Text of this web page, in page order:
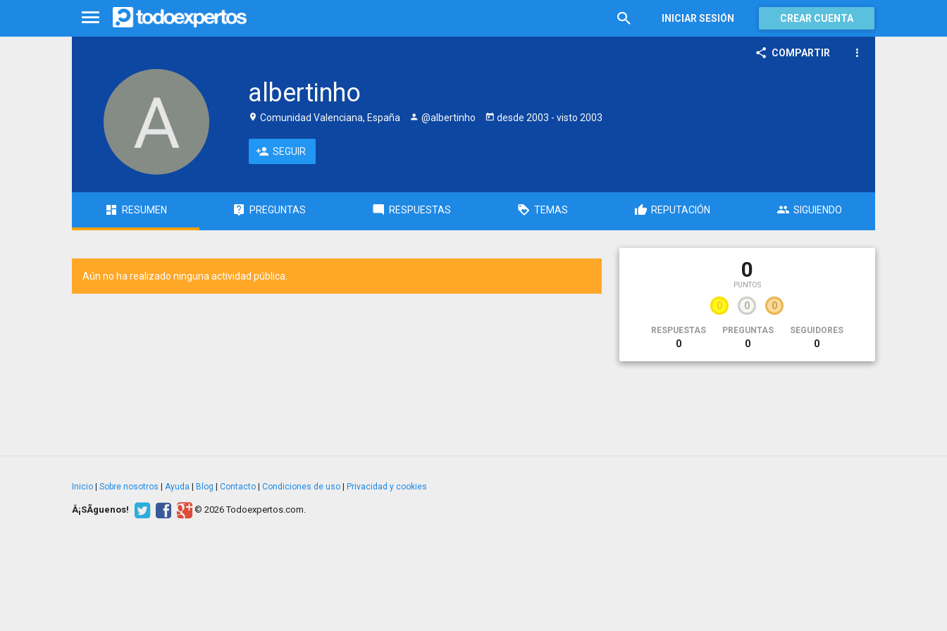
INICIAR SESIÓN CREAR CUENTA
COMPARTIR
albertinho
Comunidad Valenciana, España @albertinho desde 2003 - visto 2003
SEGUIR
RESUMEN PREGUNTAS RESPUESTAS TEMAS REPUTACIÓN SIGUIENDO
Aún no ha realizado ninguna actividad pública. 0
PUNTOS
0 0 0
RESPUESTAS
0
PREGUNTAS
0
SEGUIDORES
0
Inicio Sobre nosotros Ayuda Blog Contacto Condiciones de uso Privacidad y cookies
Â¡SÃ­guenos! © 2026 Todoexpertos.com.